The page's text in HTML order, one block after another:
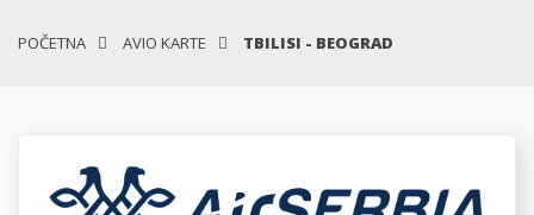
POČETNA AVIO KARTE TBILISI - BEOGRAD